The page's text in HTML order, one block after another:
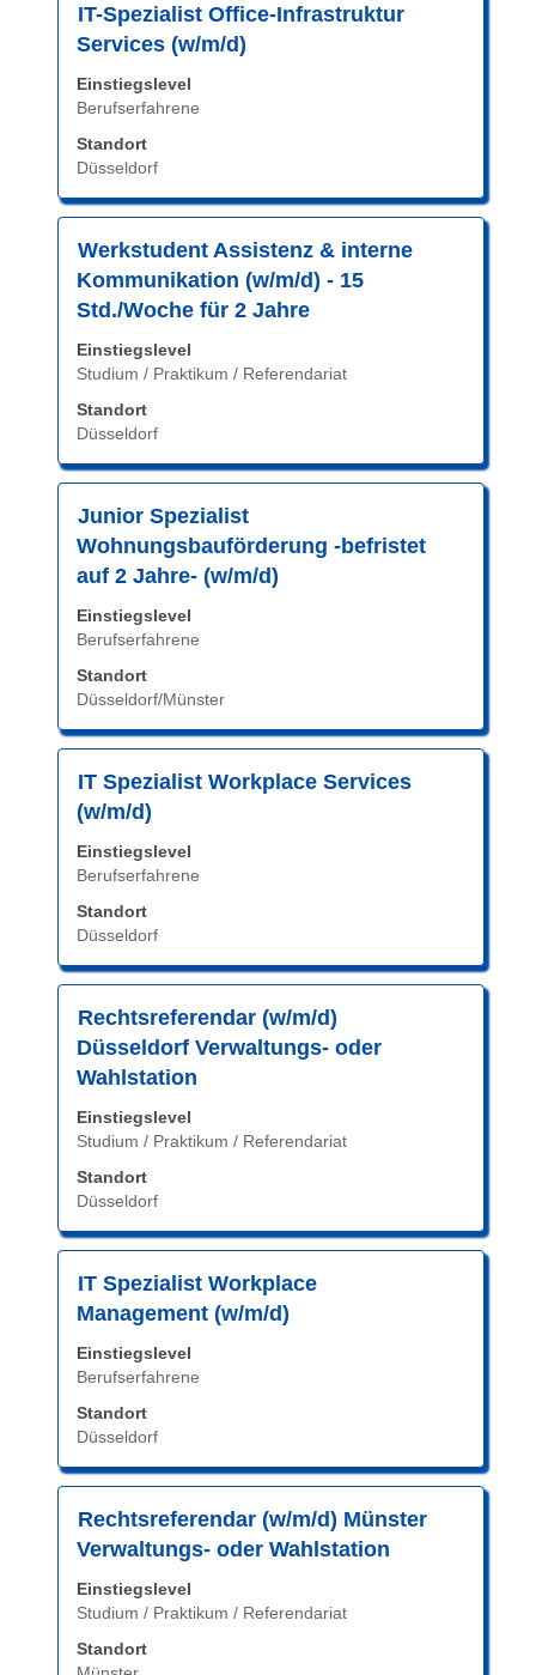
alle
Details
anzuzeigen.
Stellenbezeichnung
IT-Spezialist Office-Infrastruktur
Services (w/m/d)
Einstiegslevel
Berufserfahrene
Standort
Düsseldorf
Drücken
Sie
Leertaste,
um
die
Stelleninformationen
vollständig
anzuzeigen.
Stellenbezeichnung
Werkstudent Assistenz & interne
Kommunikation (w/m/d) - 15
Std./Woche für 2 Jahre
Einstiegslevel
Studium / Praktikum / Referendariat
Standort
Düsseldorf
Drücken
Sie
die
um
die
Stelleninformationen
vollständig
Stellenbezeichnung
Junior Spezialist
Wohnungsbauförderung -befristet
auf 2 Jahre- (w/m/d)
Einstiegslevel
Berufserfahrene
Standort
Düsseldorf/Münster
Drücken
Sie
um
die
Stelleninformationen
vollständig
Stellenbezeichnung
IT Spezialist Workplace Services
(w/m/d)
Einstiegslevel
Berufserfahrene
Standort
Düsseldorf
Drücken
Sie
Leertaste,
um
die
Stelleninformationen
vollständig
anzuzeigen.
Stellenbezeichnung
Rechtsreferendar (w/m/d)
Düsseldorf Verwaltungs- oder
Wahlstation
Einstiegslevel
Studium / Praktikum / Referendariat
Standort
Düsseldorf
Drücken
Sie
die
um
die
Stelleninformationen
vollständig
Stellenbezeichnung
IT Spezialist Workplace
Management (w/m/d)
Einstiegslevel
Berufserfahrene
Standort
Düsseldorf
Drücken
Sie
Leertaste,
um
die
Stelleninformationen
vollständig
anzuzeigen.
Stellenbezeichnung
Rechtsreferendar (w/m/d) Münster
Verwaltungs- oder Wahlstation
Einstiegslevel
Studium / Praktikum / Referendariat
Standort
Drücken
Sie
Leertaste,
um
die